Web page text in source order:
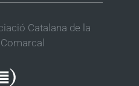
Catalana de la